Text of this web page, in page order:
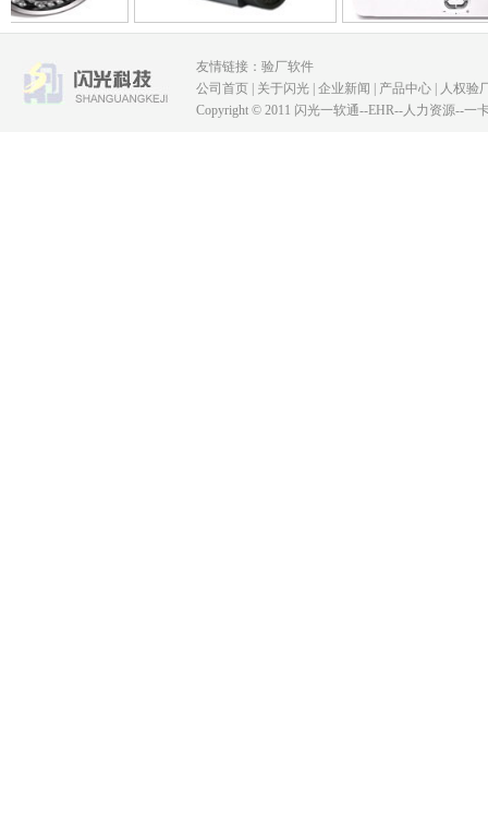
友情链接： 验厂软件
公司首页
关于闪光 企业新闻 产品中心
人权验
Copyright © 2011 闪光一软通--EHR--人力资源--一